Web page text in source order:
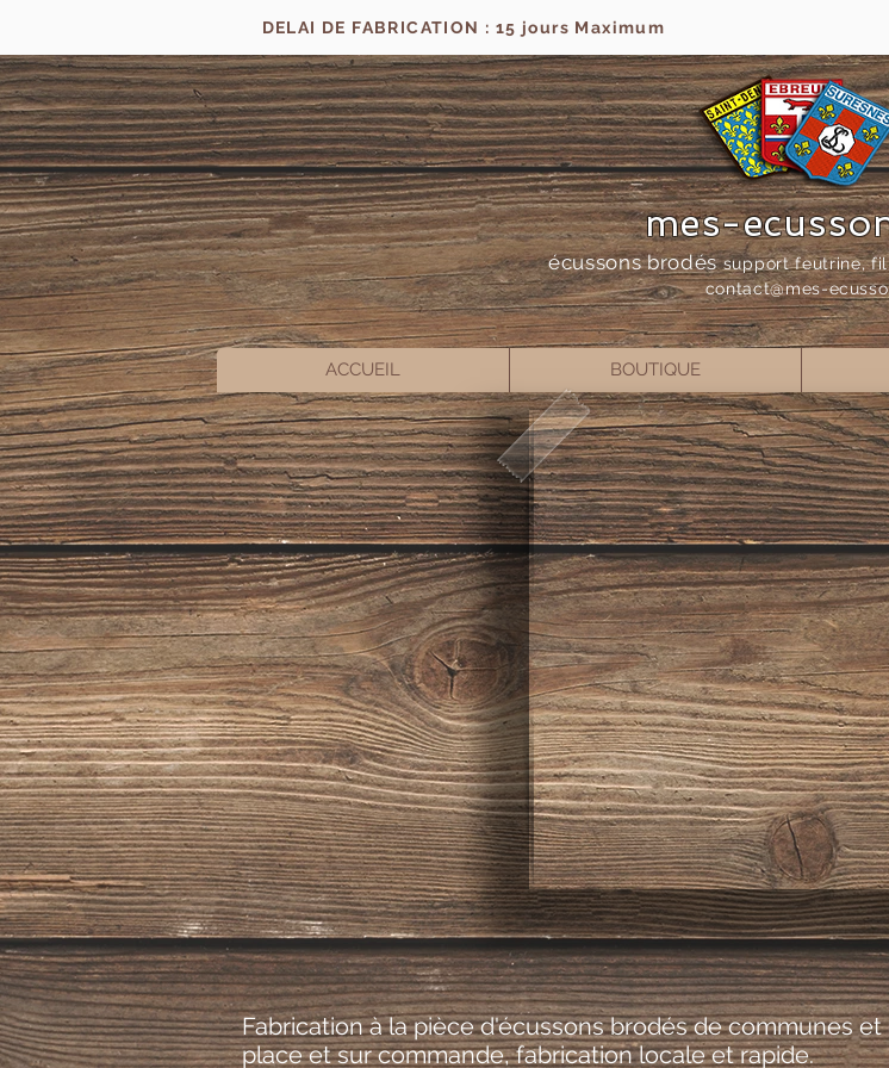
DELAI DE FABRICATION : 15 jours Maximum
mes-
écussons brodés support feutrine,
contact@mes-
ACCUEIL BOUTIQUE
Fabrication à la pièce d'écussons brodés de communes
place et sur commande, fabrication locale et rapide.